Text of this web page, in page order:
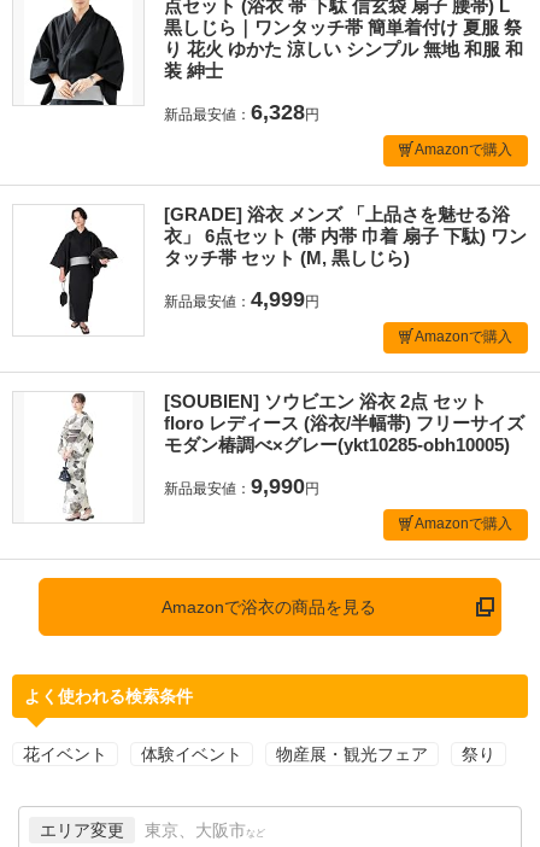
点セット (浴衣 帯 下駄 信玄袋 扇子 腰帯) L
黒しじら｜ワンタッチ帯 簡単着付け 夏服 祭
り 花火 ゆかた 涼しい シンプル 無地 和服 和
装 紳士
新品最安値： 6,328円
Amazonで購入
[GRADE] 浴衣 メンズ 「上品さを魅せる浴
衣」 6点セット (帯 内帯 巾着 扇子 下駄) ワン
タッチ帯 セット (M, 黒しじら)
新品最安値： 4,999円
Amazonで購入
[SOUBIEN] ソウビエン 浴衣 2点 セット
floro レディース (浴衣/半幅帯) フリーサイズ
モダン椿調べ×グレー(ykt10285-obh10005)
新品最安値： 9,990円
Amazonで購入
Amazonで浴衣の商品を見る
よく使われる検索条件
花イベント 体験イベント 物産展・観光フェア 祭り
エリア変更 東京、大阪市 など